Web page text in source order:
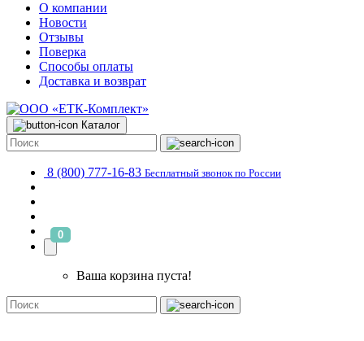
О компании
Новости
Отзывы
Поверка
Способы оплаты
Доставка и возврат
Каталог
8 (800) 777-16-83 Бесплатный звонок по России
0
Ваша корзина пуста!